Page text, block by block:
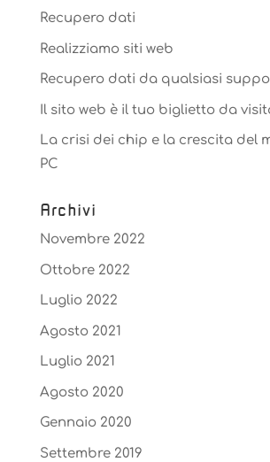
Recupero dati
Realizziamo siti web
Recupero dati da qualsiasi
Il sito web è il tuo biglietto da
La crisi dei chip e la crescita del
PC
Archivi
Novembre 2022
Ottobre 2022
Luglio 2022
Agosto 2021
Luglio 2021
Agosto 2020
Gennaio 2020
Settembre 2019